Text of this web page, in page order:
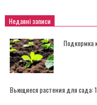
Недавні записи
Подкормка
Вьющиеся растения для сада: